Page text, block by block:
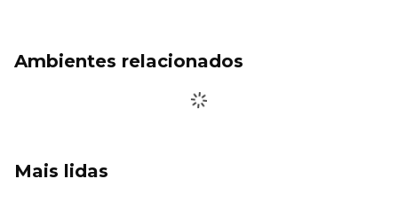
Ambientes relacionados
Mais lidas